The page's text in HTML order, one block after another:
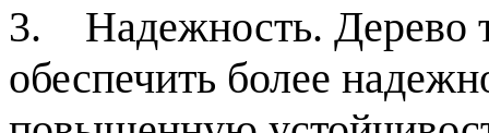
3. Надежность. Дерево
обеспечить более